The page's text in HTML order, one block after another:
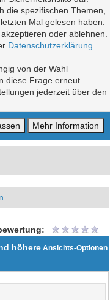
die spezifischen Themen,
Mal gelesen haben.
oder ablehnen.
Datenschutzerklärung
von der Wahl
diese Frage erneut
jederzeit über den
Ansichts-Optionen
höhere